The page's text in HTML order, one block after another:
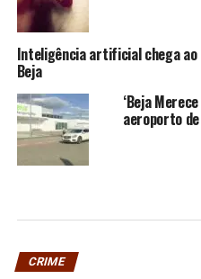
Inteligência artificial chega ao
Beja
‘Beja
aeroporto
CRIME